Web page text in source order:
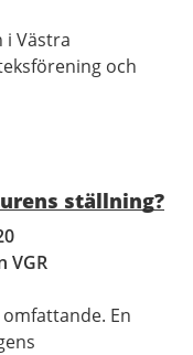
i Västra
och
ställning?
VGR
En